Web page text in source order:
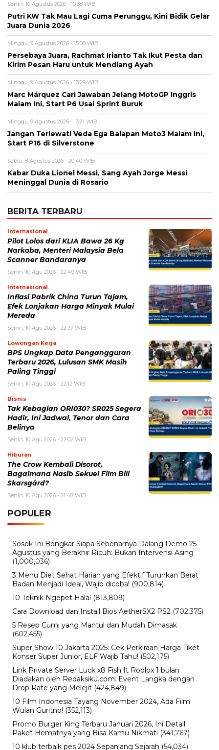
Senin, 10 Agustus 2026 - 10:38 WIB
Putri KW Tak Mau Lagi Cuma Perunggu, Kini Bidik Gelar
Juara Dunia 2026
Minggu, 9 Agustus 2026 - 15:08 WIB
Persebaya Juara, Rachmat Irianto Tak Ikut Pesta dan
Kirim Pesan Haru untuk Mendiang Ayah
Minggu, 9 Agustus 2026 - 13:29 WIB
Marc Márquez Cari Jawaban Jelang MotoGP Inggris
Malam Ini, Start P6 Usai Sprint Buruk
Minggu, 9 Agustus 2026 - 13:21 WIB
Jangan Terlewat! Veda Ega Balapan Moto3 Malam Ini,
Start P16 di Silverstone
Sabtu, 8 Agustus 2026 - 20:40 WIB
Kabar Duka Lionel Messi, Sang Ayah Jorge Messi
Meninggal Dunia di Rosario
BERITA TERBARU
Internasional
Pilot Lolos dari KLIA Bawa 26 Kg
Narkoba, Menteri Malaysia Bela
Scanner Bandaranya
Senin, 10 Agu 2026 - 22:49 WIB
Internasional
Inflasi Pabrik China Turun Tajam,
Efek Lonjakan Harga Minyak Mulai
Mereda
Senin, 10 Agu 2026 - 22:37 WIB
Lowongan Kerja
BPS Ungkap Data Pengangguran
Terbaru 2026, Lulusan SMK Masih
Paling Tinggi
Senin, 10 Agu 2026 - 22:12 WIB
Bisnis
Tak Kebagian ORI030? SR025 Segera
Hadir, Ini Jadwal, Tenor dan Cara
Belinya
Senin, 10 Agu 2026 - 22:02 WIB
Hiburan
The Crow Kembali Disorot,
Bagaimana Nasib Sekuel Film Bill
Skarsgård?
Senin, 10 Agu 2026 - 21:48 WIB
POPULER
Sosok Ini Bongkar Siapa Sebenarnya Dalang Demo 25
Agustus yang Berakhir Ricuh: Bukan Intervensi Asing
(1,000,036)
3 Menu Diet Sehat Harian yang Efektif Turunkan Berat
Badan Menjadi Ideal, Wajib dicoba! (900,814)
10 Teknik Ngepet Halal (813,809)
Cara Download dan Install Bios AetherSX2 PS2 (702,375)
5 Resep Cumi yang Mantul dan Mudah Dimasak
(602,455)
Super Show 10 Jakarta 2025: Cek Perkiraan Harga Tiket
Konser Super Junior, ELF Wajib Tahu! (502,175)
Link Private Server Luck x8 Fish It Roblox 1 bulan
Diadakan oleh Redaksiku.com: Event Langka dengan
Drop Rate yang Melejit (424,849)
10 Film Indonesia Tayang November 2024, Ada Film
Wulan Guritno! (352,113)
Promo Burger King Terbaru Januari 2026, Ini Detail
Paket Hematnya yang Bisa Kamu Nikmati (341,767)
10 klub terbaik pes 2024 Sepanjang Sejarah (54,034)